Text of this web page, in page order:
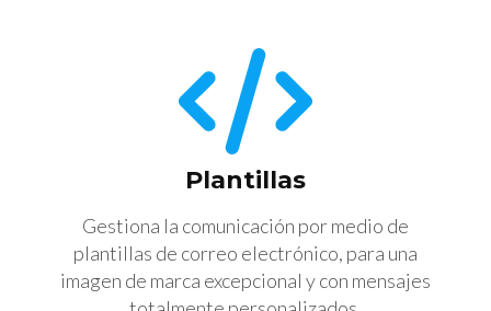
Plantillas
Gestiona la comunicación por medio de
plantillas de correo electrónico, para una
imagen de marca excepcional y con mensajes